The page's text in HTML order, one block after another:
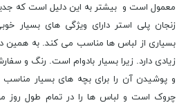
معمول است و بیشتر به این دلیل است که
زنجان پلی استر دارای ویژگی های بسیار
بسیاری از لباس ها مناسب می کند. به همین
زیادی دارد. زیرا بسیار بادوام است. رنگ و
و پوشیدن آن را برای بچه های بسیار
چروک است و لباس ها را در تمام طول روز